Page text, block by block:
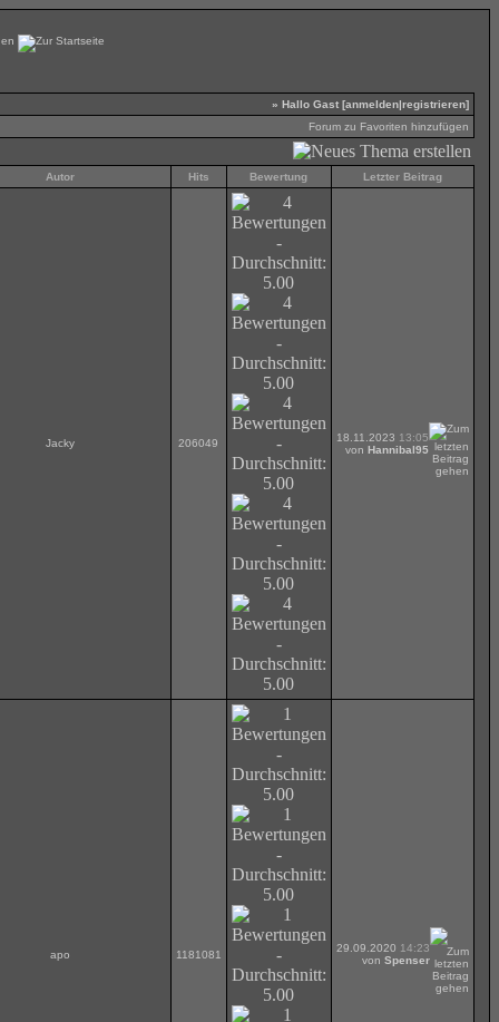
» Hallo Gast [anmelden|registrieren]
Forum zu Favoriten hinzufügen
Autor Hits Bewertung Letzter Beitrag
Jacky 206049 18.11.2023 13:05
von Hannibal95
apo 1181081
29.09.2020 14:23
von Spenser